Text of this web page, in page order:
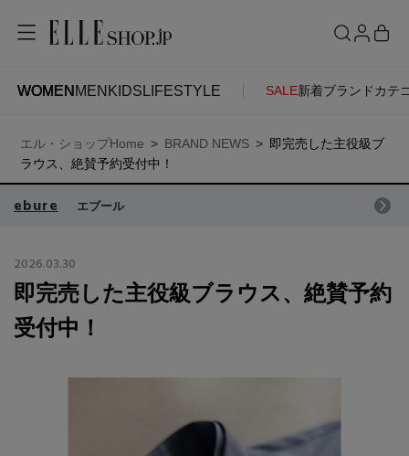
WOMEN MEN KIDS LIFESTYLE SALE新着ブランド カテ
WOMENMENKIDSLIFESTYLE
ITEMS
再入荷アイテム
ACCOUNT
お気に入りアイテム
ご注文履歴
SEE RESULTS
エル・ショップHome BRAND NEWS
即完売した主役級ブ
ラウス、絶賛予約受付中！
ebure エブール
2026.03.30
即完売した主役級ブラウス、絶賛予約
受付中！